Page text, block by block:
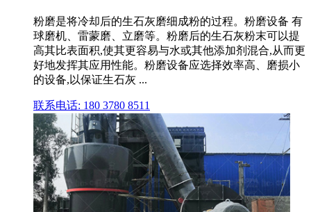
粉磨是将冷却后的生石灰磨细成粉的过程。粉磨设备 有
球磨机、雷蒙磨、立磨等。粉磨后的生石灰粉末可以提
高其比表面积,使其更容易与水或其他添加剂混合,从而更
好地发挥其应用性能。粉磨设备应选择效率高、磨损小
的设备,以保证生石灰 ...
联系电话: 180 3780 8511